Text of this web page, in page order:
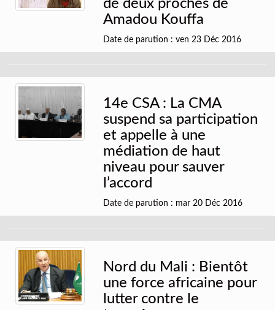
de deux proches de
Amadou Kouffa
Date de parution : ven 23 Déc 2016
14e CSA : La CMA
suspend sa participation
et appelle à une
médiation de haut
niveau pour sauver
l’accord
Date de parution : mar 20 Déc 2016
Nord du Mali : Bientôt
une force africaine pour
lutter contre le